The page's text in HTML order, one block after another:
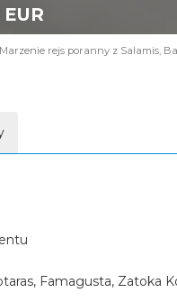
rejs poranny z Salamis,
Famagusta, Zatoka